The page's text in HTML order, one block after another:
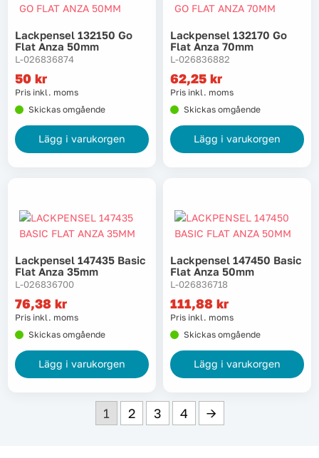
Lackpensel 132150 Go
Flat Anza 50mm
L-026836874
50 kr
Pris inkl. moms
Skickas omgående
Lägg i varukorgen
Lackpensel 132170 Go
Flat Anza 70mm
L-026836882
62,25 kr
Pris inkl. moms
Skickas omgående
Lägg i varukorgen
Lackpensel 147435 Basic
Flat Anza 35mm
L-026836700
76,38 kr
Pris inkl. moms
Skickas omgående
Lägg i varukorgen
Lackpensel 147450 Basic
Flat Anza 50mm
L-026836718
111,88 kr
Pris inkl. moms
Skickas omgående
Lägg i varukorgen
1 2 3 4 →